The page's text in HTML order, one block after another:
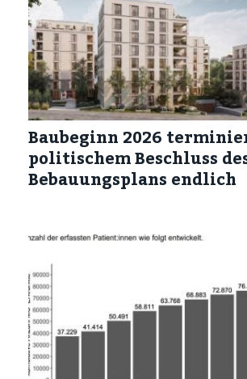
Baubeginn 2026
politischem Beschluss
Bebauungsplans endlich